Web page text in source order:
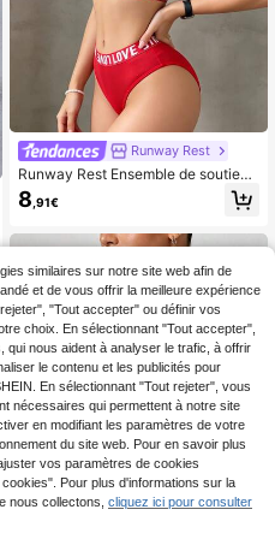
Runway Rest
Runway Rest Ensemble de soutien-
gorge de sport sexy et de culotte av
ec imprimé "AMOUR" et design dos
8 ,91€
similaires sur notre site web afin de
et de vous offrir la meilleure expérience
"Tout accepter" ou définir vos
choix. En sélectionnant "Tout accepter",
nous aident à analyser le trafic, à offrir
le contenu et les publicités pour
En sélectionnant "Tout rejeter", vous
nécessaires qui permettent à notre site
en modifiant les paramètres de votre
du site web. Pour en savoir plus
vos paramètres de cookies
Pour plus d'informations sur la
nous collectons, cliquez ici pour consulter